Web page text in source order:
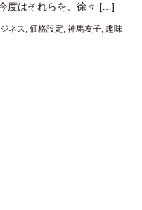
度はそれらを、徐々 […]
ネス 価格設定 神馬友子 趣味